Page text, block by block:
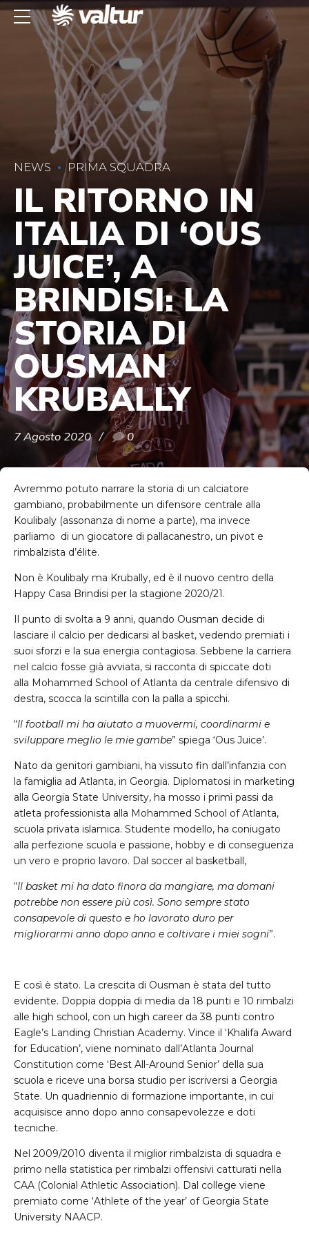
NEWS PRIMA SQUADRA
IL RITORNO IN
ITALIA DI ‘OUS
JUICE’, A
BRINDISI: LA
STORIA DI
OUSMAN
KRUBALLY
7 Agosto 2020 0
Avremmo potuto narrare la storia di un calciatore
gambiano, probabilmente un difensore centrale alla
Koulibaly (assonanza di nome a parte), ma invece
parliamo di un giocatore di pallacanestro, un pivot e
rimbalzista d’élite.
Non è Koulibaly ma Krubally, ed è il nuovo centro della
Happy Casa Brindisi per la stagione 2020/21.
Il punto di svolta a 9 anni, quando Ousman decide di
lasciare il calcio per dedicarsi al basket, vedendo premiati i
suoi sforzi e la sua energia contagiosa. Sebbene la carriera
nel calcio fosse già avviata, si racconta di spiccate doti
alla Mohammed School of Atlanta da centrale difensivo di
destra, scocca la scintilla con la palla a spicchi.
“Il football mi ha aiutato a muovermi, coordinarmi e
sviluppare meglio le mie gambe” spiega ‘Ous Juice’.
Nato da genitori gambiani, ha vissuto fin dall’infanzia con
la famiglia ad Atlanta, in Georgia. Diplomatosi in marketing
alla Georgia State University, ha mosso i primi passi da
atleta professionista alla Mohammed School of Atlanta,
scuola privata islamica. Studente modello, ha coniugato
alla perfezione scuola e passione, hobby e di conseguenza
un vero e proprio lavoro. Dal soccer al basketball,
“Il basket mi ha dato finora da mangiare, ma domani
potrebbe non essere più così. Sono sempre stato
consapevole di questo e ho lavorato duro per
migliorarmi anno dopo anno e coltivare i miei sogni”.
E così è stato. La crescita di Ousman è stata del tutto
evidente. Doppia doppia di media da 18 punti e 10 rimbalzi
alle high school, con un high career da 38 punti contro
Eagle’s Landing Christian Academy. Vince il ‘Khalifa Award
for Education’, viene nominato dall’Atlanta Journal
Constitution come ‘Best All-Around Senior’ della sua
scuola e riceve una borsa studio per iscriversi a Georgia
State. Un quadriennio di formazione importante, in cui
acquisisce anno dopo anno consapevolezze e doti
tecniche.
Nel 2009/2010 diventa il miglior rimbalzista di squadra e
primo nella statistica per rimbalzi offensivi catturati nella
CAA (Colonial Athletic Association). Dal college viene
premiato come ‘Athlete of the year’ of Georgia State
University NAACP.